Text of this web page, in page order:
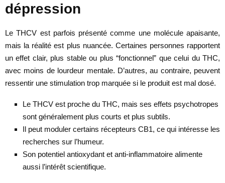
dépression
Le THCV est parfois présenté comme une molécule apaisante,
mais la réalité est plus nuancée. Certaines personnes rapportent
un effet clair, plus stable ou plus “fonctionnel” que celui du THC,
avec moins de lourdeur mentale. D’autres, au contraire, peuvent
ressentir une stimulation trop marquée si le produit est mal dosé.
Le THCV est proche du THC, mais ses effets psychotropes
sont généralement plus courts et plus subtils.
Il peut moduler certains récepteurs CB1, ce qui intéresse les
recherches sur l’humeur.
Son potentiel antioxydant et anti-inflammatoire alimente
aussi l’intérêt scientifique.